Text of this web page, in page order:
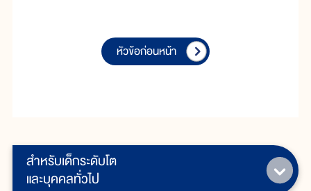
สำหรับเด็กระดับโต
และบุคคลทั่วไป
หัวข้อก่อนหน้า